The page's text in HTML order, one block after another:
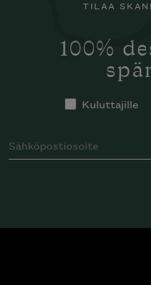
TILAA
100%
Kuluttajille